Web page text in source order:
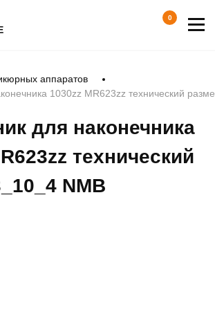
0
аппаратов
1030zz MR623zz технический
для наконечника
технический
NMB